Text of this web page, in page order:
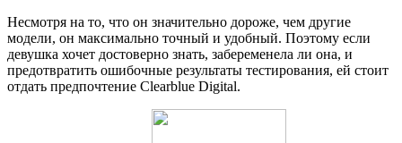
Несмотря на то, что он значительно дороже, чем другие
модели, он максимально точный и удобный. Поэтому если
девушка хочет достоверно знать, забеременела ли она, и
предотвратить ошибочные результаты тестирования, ей стоит
отдать предпочтение Clearblue Digital.